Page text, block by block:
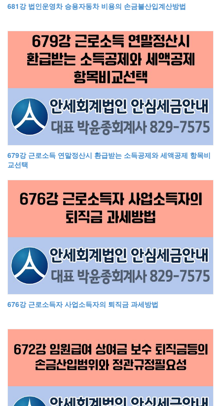
681강 법인운영차 승용자동차 비용의 손금불산입계산방법
679강 근로소득 연말정산시 환급받는 소득공제와 세액공제 항목비
교선택
676강 근로소득자 사업소득자의 퇴직금 과세방법